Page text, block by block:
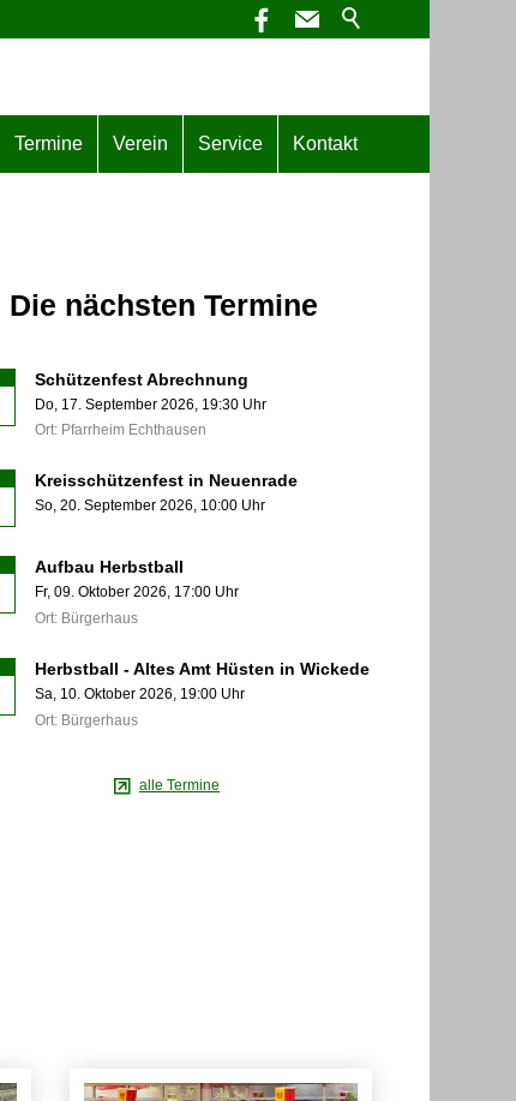
Termine Verein Service Kontakt
Die nächsten Termine
Schützenfest Abrechnung
Do, 17. September 2026 , 19:30 Uhr
Ort: Pfarrheim Echthausen
Kreisschützenfest in Neuenrade
So,20. September 2026, 10:00 Uhr
Aufbau Herbstball
Fr,09. Oktober 2026, 17:00 Uhr
Ort: Bürgerhaus
Herbstball - Altes Amt Hüsten in Wickede
Sa, 10. Oktober 2026 , 19:00 Uhr
Ort: Bürgerhaus
alle Termine